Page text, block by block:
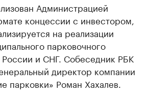
Администрацией
концессии с инвестором,
на реализации
парковочного
России и СНГ. Собеседник РБК
директор компании
парковки» Роман Хахалев.